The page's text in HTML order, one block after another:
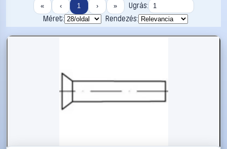
« ‹ 1 › »
Ugrás:
Méret:
Rendezés: